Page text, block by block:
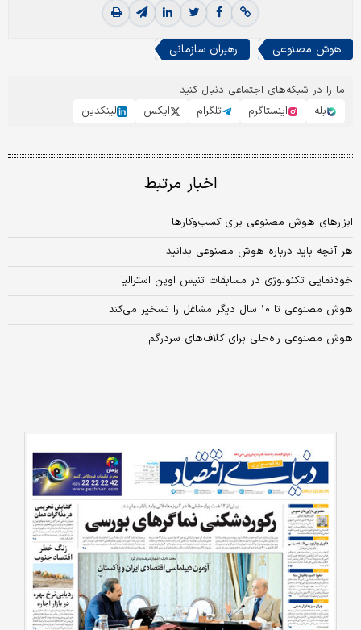
هوش مصنوعی رهبران سازمانی
ما را در شبکه‌های اجتماعی دنبال کنید
بله
اینستاگرم تلگرام ایکس لینکدین
اخبار مرتبط
ابزارهای هوش مصنوعی برای کسب‌وکارها
هر آنچه باید درباره هوش مصنوعی بدانید
خودنمایی تکنولوژی در مسابقات تنیس اوپن استرالیا
هوش مصنوعی تا ۱۰ سال دیگر مشاغل را تسخیر می‌کند
هوش مصنوعی راه‌حلی برای کلاف‌های سردرگم